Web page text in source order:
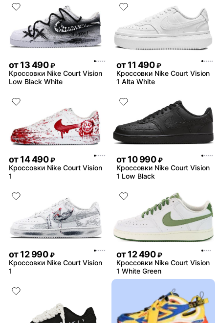
от13 490 ₽
Кроссовки Nike Court Vision
Low Black White
от11 490 ₽
Кроссовки Nike Court Vision
1 Alta White
от14 490 ₽
Кроссовки Nike Court Vision
1
от10 990 ₽
Кроссовки Nike Court Vision
1 Low Black
от12 990 ₽
Кроссовки Nike Court Vision
1
от12 490 ₽
Кроссовки Nike Court Vision
1 White Green